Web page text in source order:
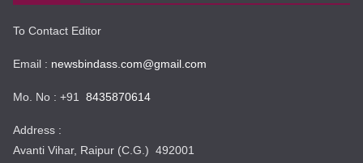
To Contact Editor
Email : newsbindass.com@gmail.com
Mo. No : +91 8435870614
Address :
Avanti Vihar, Raipur (C.G.) 492001